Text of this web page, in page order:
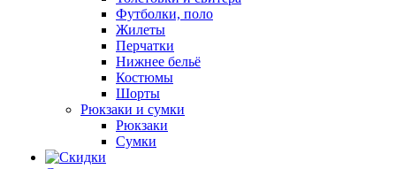
Футболки, поло
Жилеты
Перчатки
Нижнее бельё
Костюмы
Шорты
Рюкзаки и сумки
Рюкзаки
Сумки